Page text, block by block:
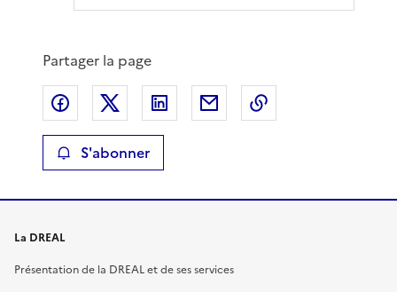
Partager la page
Partager sur Facebook
Partager sur XPartager sur LinkedIn
Partager par email
S'abonner
La DREAL
Présentation de la DREAL et de ses services